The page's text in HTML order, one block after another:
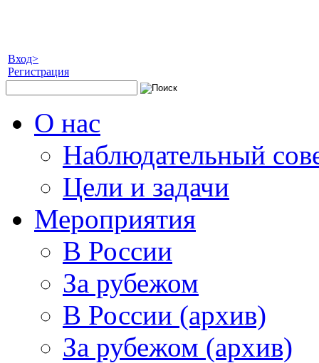
Вход>
Регистрация
О нас
Наблюдательный
Цели и задачи
Мероприятия
В России
За рубежом
В России (архив)
За рубежом (архив)